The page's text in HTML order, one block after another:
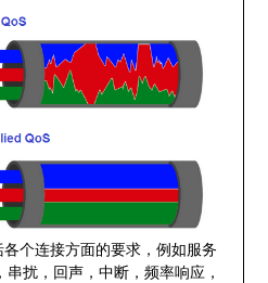
个连接方面的要求，例如服务
扰，回声，中断，频率响应，